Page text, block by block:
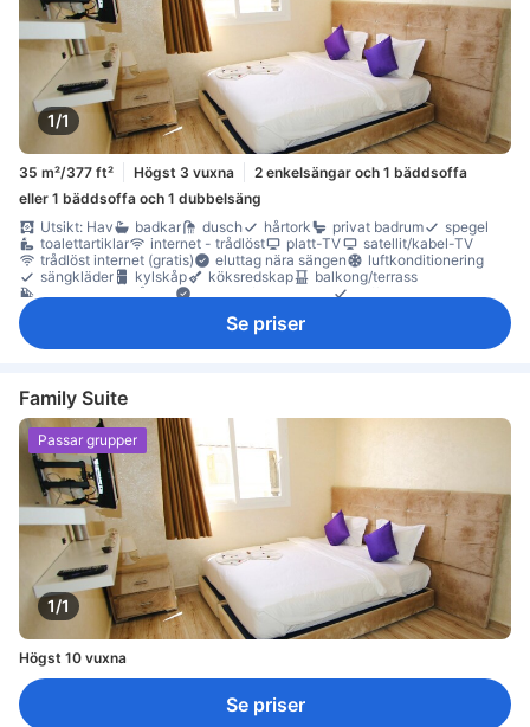
1/1
35 m²/377 ft² Högst 3 vuxna
2 enkelsängar och 1 bäddsoffa
eller 1 bäddsoffa och 1 dubbelsäng
Utsikt: Hav
badkar dusch hårtork privat badrum
spegel
toalettartiklar
internet - trådlöst platt-TV
satellit/kabel-TV
trådlöst internet (gratis)
eluttag nära sängen
luftkonditionering
sängkläder
kylskåp köksredskap
balkong/terrass
högt belägen våning
Klinker-/marmorgolv soffa
Se priser
Family Suite
1/1
Passar grupper
Högst 10 vuxna
Se priser